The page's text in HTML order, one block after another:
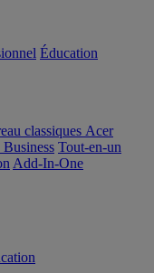
Éducation
classiques Acer
Tout-en-un
Add-In-One